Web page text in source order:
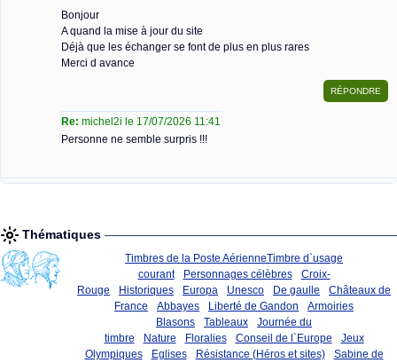
Bonjour
A quand la mise à jour du site
Déjà que les échanger se font de plus en plus rares
Merci d avance
Re: michel2i le 17/07/2026 11:41
Personne ne semble surpris !!!
Thématiques
Timbres de la Poste AérienneTimbre d`usage
courant
Personnages célèbres
Croix-
Rouge
Historiques Europa Unesco De gaulle
Châteaux de
France
Abbayes Liberté de Gandon
Armoiries
Blasons
Tableaux
Journée du
timbre
Nature Floralies Conseil de l`Europe
Jeux
Olympiques
Eglises Résistance (Héros et sites)
Sabine de